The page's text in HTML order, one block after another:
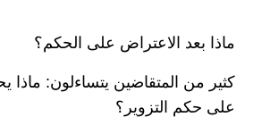
ماذا بعد الاعتراض على الحكم؟
كثير من المتقاضين يتساءلون: ماذا
على حكم التزوير؟